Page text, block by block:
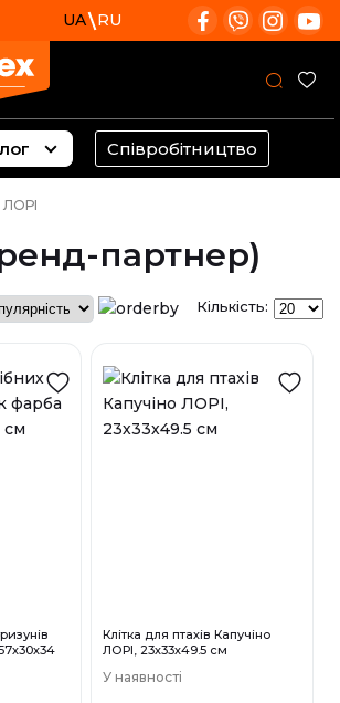
UA RU
Співробітництво
ЛОРІ
партнер)
Кількість:
Клітка для птахів Капучіно
ЛОРІ, 23х33х49.5 см
У наявності